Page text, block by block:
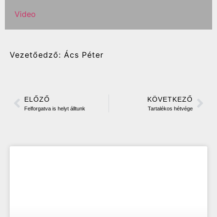
Video
Vezetőedző: Ács Péter
ELŐZŐ
Felforgatva is helyt álltunk
KÖVETKEZŐ
Tartalékos hétvége